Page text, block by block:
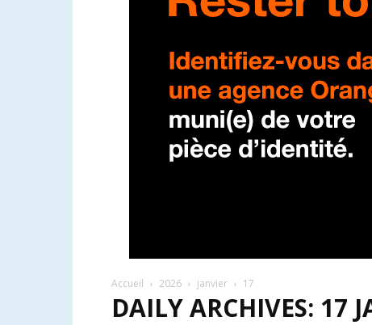
Accueil 2026 janvier 17
DAILY ARCHIVES: 17